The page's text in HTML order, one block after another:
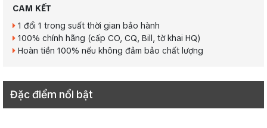
CAM KẾT
1 đổi 1 trong suất thời gian bảo hành
100% chính hãng (cấp CO, CQ, Bill, tờ khai HQ)
Hoàn tiền 100% nếu không đảm bảo chất lượng
Đặc điểm nổi bật